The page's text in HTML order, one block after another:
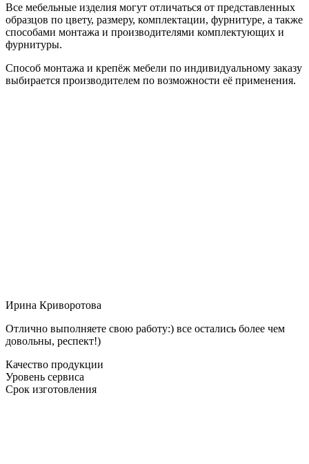
Все мебельные изделия могут отличаться от представленных
образцов по цвету, размеру, комплектации, фурнитуре, а также
способами монтажа и производителями комплектующих и
фурнитуры.
Способ монтажа и крепёж мебели по индивидуальному заказу
выбирается производителем по возможности её применения.
Ирина Криворотова
Отлично выполняете свою работу:) все остались более чем
довольны, респект!)
Качество продукции
Уровень сервиса
Срок изготовления